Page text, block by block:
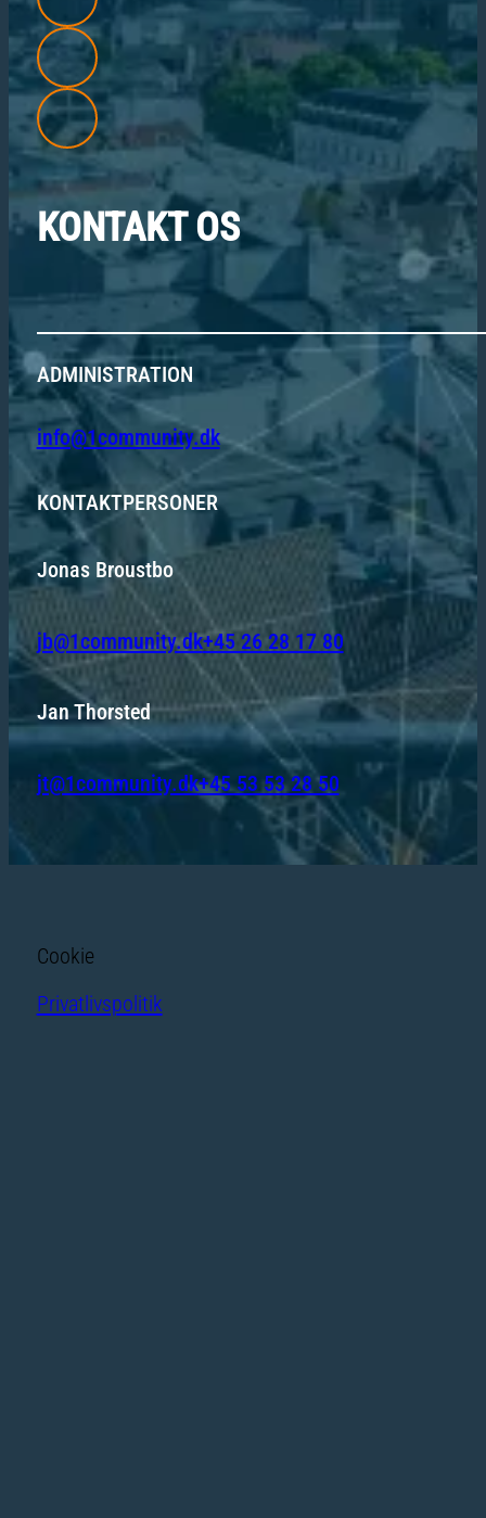
KONTAKT OS
ADMINISTRATION
info@1community.dk
KONTAKTPERSONER
Jonas Broustbo
jb@1community.dk+45 26 28 17 80
Jan Thorsted
jt@1community.dk+45 53 53 28 50
Cookie
Privatlivspolitik